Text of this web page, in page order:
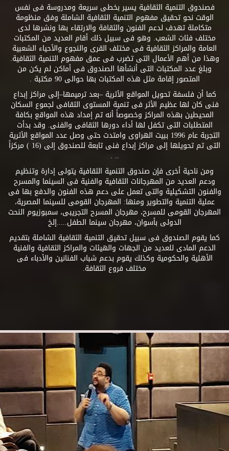
فصندوق التنمية الثقافية يسير بخطى سريعة ومدروسة فى نفس
الوقت نحو تحقيق مفهوم التنمية الثقافية الشاملة وفق منظومة
متكاملة تهدف لدعم الفنون والثقافة والارتقاء بها ونشرها لدى
مختلف فئات الشعب. وهو فى سبيل ذلك أقام العديد من المكتبات
العامة والمراكز الثقافية فى مختلف القرى والنجوع والأحياء الشعبية
وهذا من أهم الأعمال التى تضرب فى عمق مفهوم التنمية الثقافية.
وبلغ عدد المكتبات التى أنشأها الصندوق فى أماكن لم يكن من
المتصور إقامة مثل هذه المكتبات بها حوالى 90 مكتبة .
كما أن فلسفة تحويل المواقع الأثرية –بعد ترميمها–إلى مراكز إبداع
فنى كان لها عظيم الأثر فى تنمية المستوى الثقافى لجموع السكان
المحيطين بهذه المراكز وخصوصاً أنه تم إمداد هذه المواقع بكافة
المتطلبات التى تكفل لها أداء دورها الثقافى والفنى. وقد بدأت
التجربة عام 1996 ببيت الهراوى وامتدت حتى وصل عدد المواقع الأثرية
التى تم تحويلها إلى مراكز إبداع فنى تابعة للصندوق إلى (16 ) مركزاً
.. .
ومن ناحية أخرى فإن صندوق التنمية الثقافية يتولى إدارة وتنظيم
ودعم العديد من المهرجانات الثقافية والفنية فى السينما والمسرح
والفنون التشكيلية والتى تعمل على دعم هذه الفنون والدفع بها فى
عملية التنمية والتطوير ومنها: المهرجان القومى للسينما المصرية،
المهرجان القومى للمسرح، مهرجان المسرح التجريبى، سمبوزيوم النحت
الدولى بأسوان، مهرجان سينما الطفل.....إلخ
كما يقوم الصندوق فى سبيل تحقيق التنمية الثقافية الشاملة بتقديم
الدعم المادى للعديد من الجهات والهيئات والمراكز الثقافية والفنية
الأهلية والحكومية وكذلك يقوم بدعم شباب الفنانين والأدباء فى
مختلف فروع الثقافة.